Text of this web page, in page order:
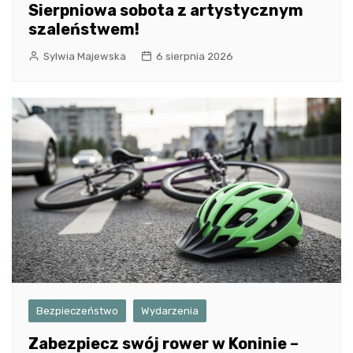
Sierpniowa sobota z artystycznym
szaleństwem!
Sylwia Majewska 6 sierpnia 2026
Bezpieczeństwo Wydarzenia
Zabezpiecz swój rower w Koninie –